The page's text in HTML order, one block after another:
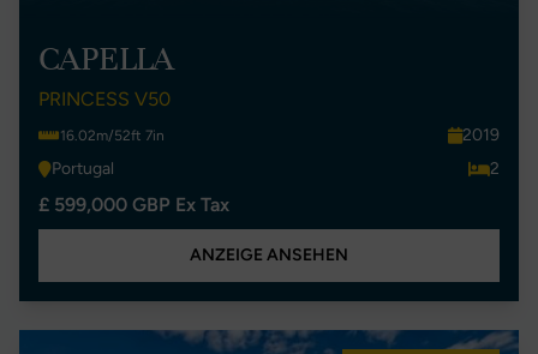
CAPELLA
PRINCESS V50
16.02m/52ft 7in
2019
Portugal
2
£ 599,000 GBP Ex Tax
ANZEIGE ANSEHEN